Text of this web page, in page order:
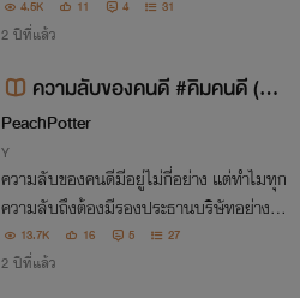
วยไว้ และมีเพียง 'แอล' คนเดียวที่เห็นเขา ไ
นน์เลยต้องอ้อนวอนขอให้แอลช่วยทำตามที่
4.5K 11 4 31
2 ปีที่แล้ว
ความลับของคนดี #คิมคนดี (alp
ha x beta)
PeachPotter
Y
ความลับของคนดีมีอยู่ไม่กี่อย่าง แต่ทำไมทุก
ความลับถึงต้องมีรองประธานบริษัทอย่างคุ
ณคิมหันต์อยู่ด้วย!“ผมขายให้คุณแล้ว ขอเงิ
นแสนห้าให้ผมด้วยครับคุณคิม”“ไม่ได้หรอก
13.7K 16 5 27
2 ปีที่แล้ว